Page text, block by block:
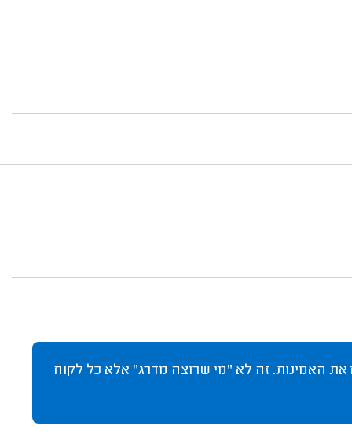
את האמינות. זה לא "מי שרוצה מדרג" אלא כל לקוח